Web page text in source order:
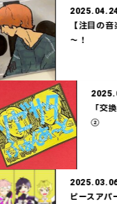
2025.04.24
【注目の音楽
～！
2025.03.06
ピースアパート